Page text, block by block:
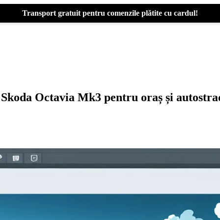
Transport gratuit pentru comenzile plătite cu cardul!
Octavia Mk3 pentru oraș și